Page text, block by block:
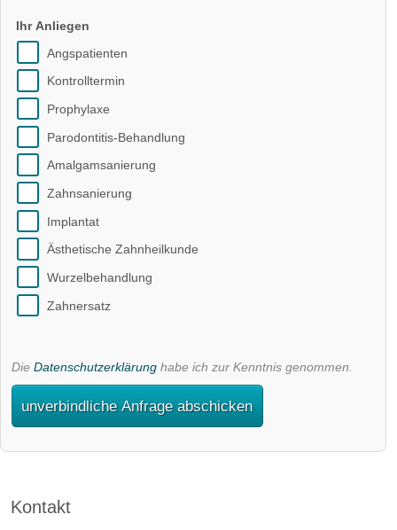
Ihr Anliegen
Angspatienten
Kontrolltermin
Prophylaxe
Parodontitis-Behandlung
Amalgamsanierung
Zahnsanierung
Implantat
Ästhetische Zahnheilkunde
Wurzelbehandlung
Zahnersatz
Die Datenschutzerklärung habe ich zur Kenntnis genommen.
unverbindliche Anfrage abschicken
Kontakt